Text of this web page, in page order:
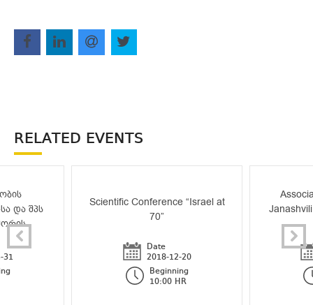
RELATED EVENTS
და შპს
31
Scientific Conference “Israel at
70”
Date
2018-12-20
Beginning
10:00 HR